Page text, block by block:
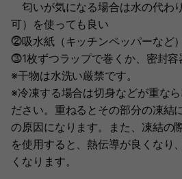
匂いが気になる場合は水の代わ
可）を使っても良い
⓶吸水紙（キッチンペッパーなど
⓷1枚ずつラップで巻くか、密封容
※干物は水洗い厳禁です。
※冷凍する場合は切身などが重な
ださい。重ねるとその部分の凍結
の原因になります。また、凍結の
を使用すると、熱伝導が良くなり
くなります。